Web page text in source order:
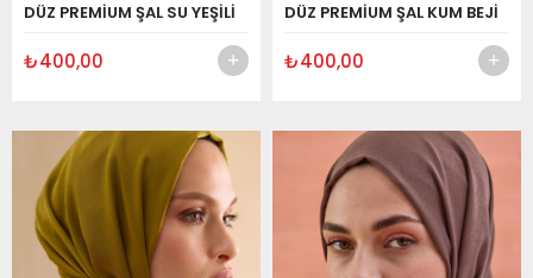
DÜZ PREMİUM ŞAL SU YEŞİLİ
₺400,00
DÜZ PREMİUM ŞAL KUM BEJİ
₺400,00